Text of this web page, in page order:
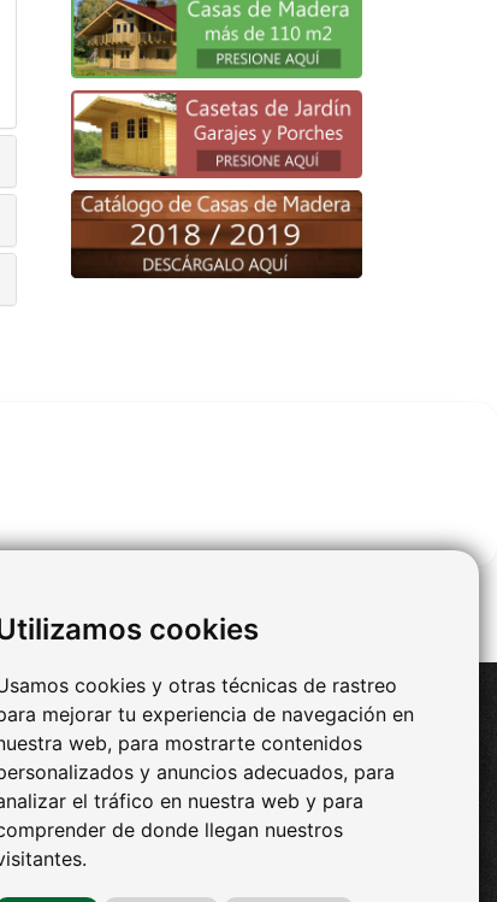
cookies
cookies y otras técnicas de rastreo
mejorar tu experiencia de navegación en
web, para mostrarte contenidos
y anuncios adecuados, para
el tráfico en nuestra web y para
de donde llegan nuestros
Redes Sociales
-Facebook
-Twitter
-Youtube
-Pinterest